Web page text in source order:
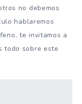
no debemos
hablaremos
te invitamos a
todo sobre este